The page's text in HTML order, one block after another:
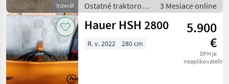
Inzerát
Ostatné traktorové
komponenty /
Snehový pluh
3 Mesiace online
Hauer HSH 2800
5.900
€
DPH je
neaplikovateľné
R. v. 2022 280 cm